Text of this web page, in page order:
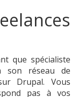
que spécialiste
son réseau de
Drupal. Vous
pas à vos